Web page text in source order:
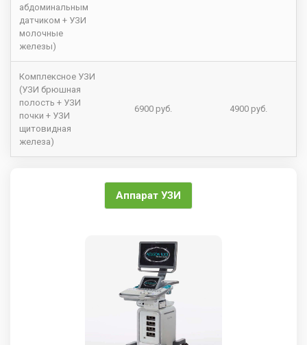
абдоминальным
датчиком + УЗИ
молочные
железы)
Комплексное УЗИ
(УЗИ брюшная
полость + УЗИ
почки + УЗИ
щитовидная
железа)
6900 руб. 4900 руб.
Аппарат УЗИ